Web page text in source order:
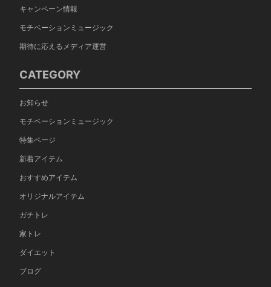
キャンペーン情報
モチベーションミュージック
期待に応えるメディア運営
CATEGORY
お知らせ
モチベーションミュージック
特集ページ
新着アイテム
おすすめアイテム
オリジナルアイテム
ガチトレ
家トレ
ダイエット
ブログ